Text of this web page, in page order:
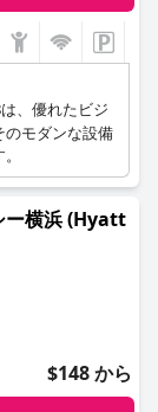
、優れたビジ
のモダンな設備
ー横浜 (Hyatt
$148 から